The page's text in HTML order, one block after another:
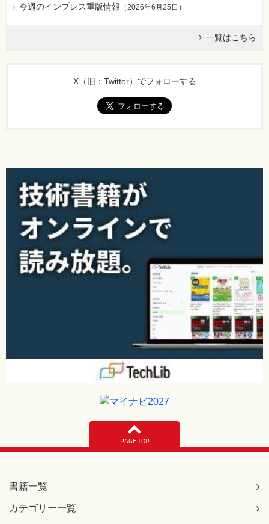
今週のインプレス重版情報 （2026年6月25日 ）
一覧はこちら
X（旧：Twitter）でフォローする
PAGE TOP
書籍一覧
カテゴリー一覧